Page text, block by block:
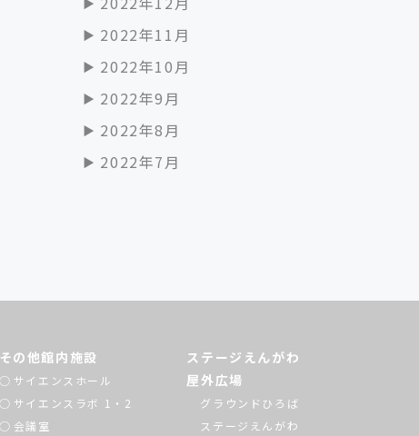
2022年11月
2022年10月
2022年9月
2022年8月
2022年7月
その他館内施設
サイエンスホール
サイエンスラボ 1・2
会議室
ステージえんがわ
屋外広場
グラウンドひろば
ステージえんがわ